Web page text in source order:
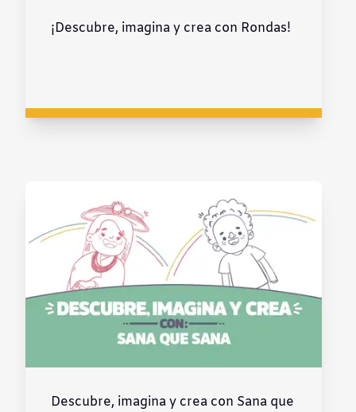
¡Descubre, imagina y crea con Rondas!
Descubre, imagina y crea con Sana que